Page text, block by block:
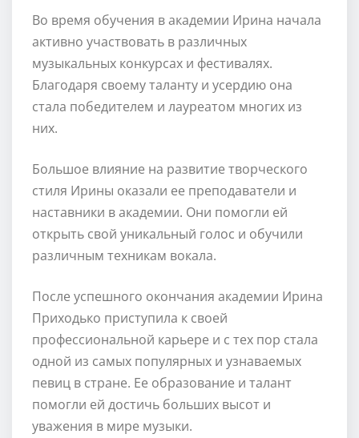
Во время обучения в академии Ирина начала
активно участвовать в различных
музыкальных конкурсах и фестивалях.
Благодаря своему таланту и усердию она
стала победителем и лауреатом многих из
них.
Большое влияние на развитие творческого
стиля Ирины оказали ее преподаватели и
наставники в академии. Они помогли ей
открыть свой уникальный голос и обучили
различным техникам вокала.
После успешного окончания академии Ирина
Приходько приступила к своей
профессиональной карьере и с тех пор стала
одной из самых популярных и узнаваемых
певиц в стране. Ее образование и талант
помогли ей достичь больших высот и
уважения в мире музыки.